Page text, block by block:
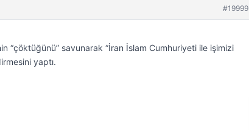
#19999
“çöktüğünü” savunarak “İran İslam Cumhuriyeti ile işimizi
yaptı.